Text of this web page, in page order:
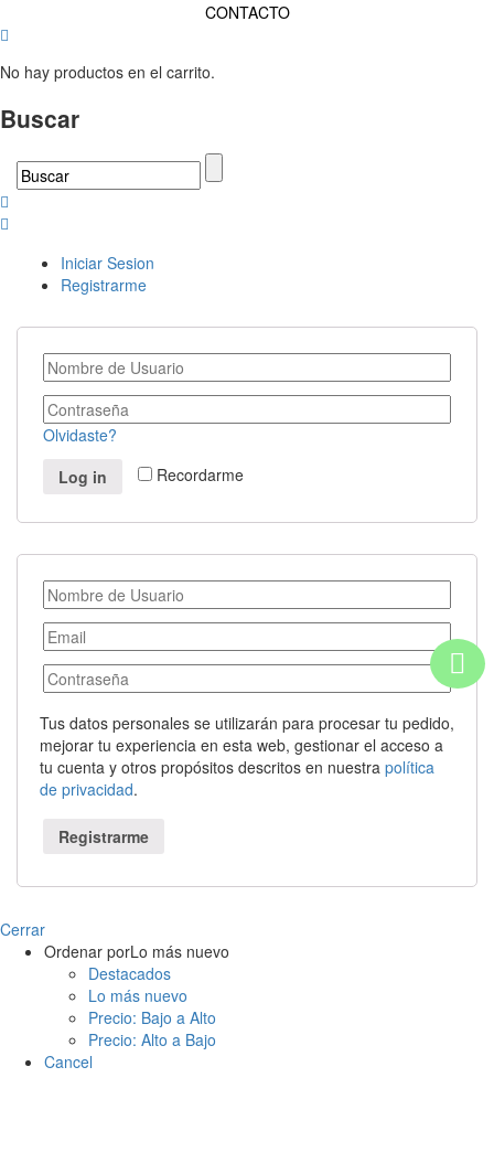
CONTACTO
No hay productos en el carrito.
Buscar
Iniciar Sesion
Registrarme
Olvidaste?
Recordarme
Log in
Tus datos personales se utilizarán para procesar tu pedido,
mejorar tu experiencia en esta web, gestionar el acceso a
tu cuenta y otros propósitos descritos en nuestra política
de privacidad.
Registrarme
Cerrar
Ordenar porLo más nuevo
Destacados
Lo más nuevo
Precio: Bajo a Alto
Precio: Alto a Bajo
Cancel